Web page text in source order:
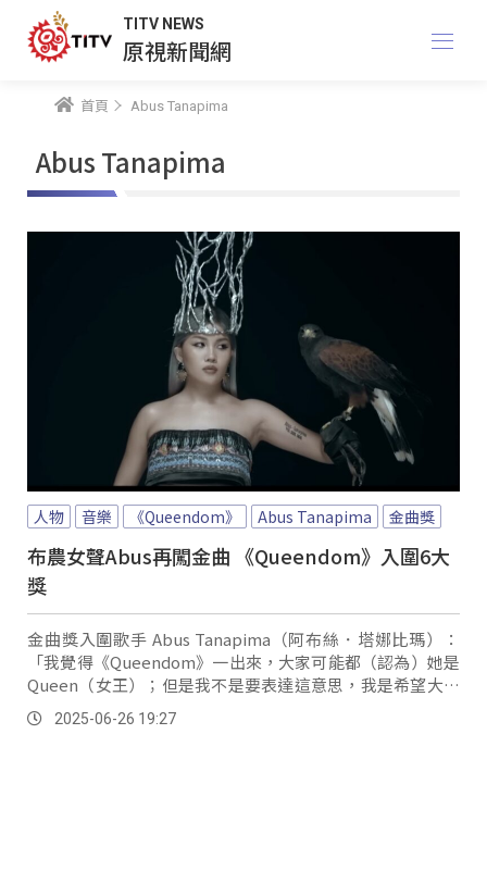
TITV NEWS
原視新聞網
首頁 Abus Tanapima
Abus Tanapima
人物 音樂 《Queendom》 Abus Tanapima 金曲獎
布農女聲Abus再闖金曲 《Queendom》入圍6大
獎
金曲獎入圍歌手 Abus Tanapima（阿布絲．塔娜比瑪）：
「我覺得《Queendom》一出來，大家可能都（認為）她是
Queen（女王）；但是我不是要表達這意思，我是希望大家
可以找到這張《Queendom》更多內核的力量。
2025-06-26 19:27